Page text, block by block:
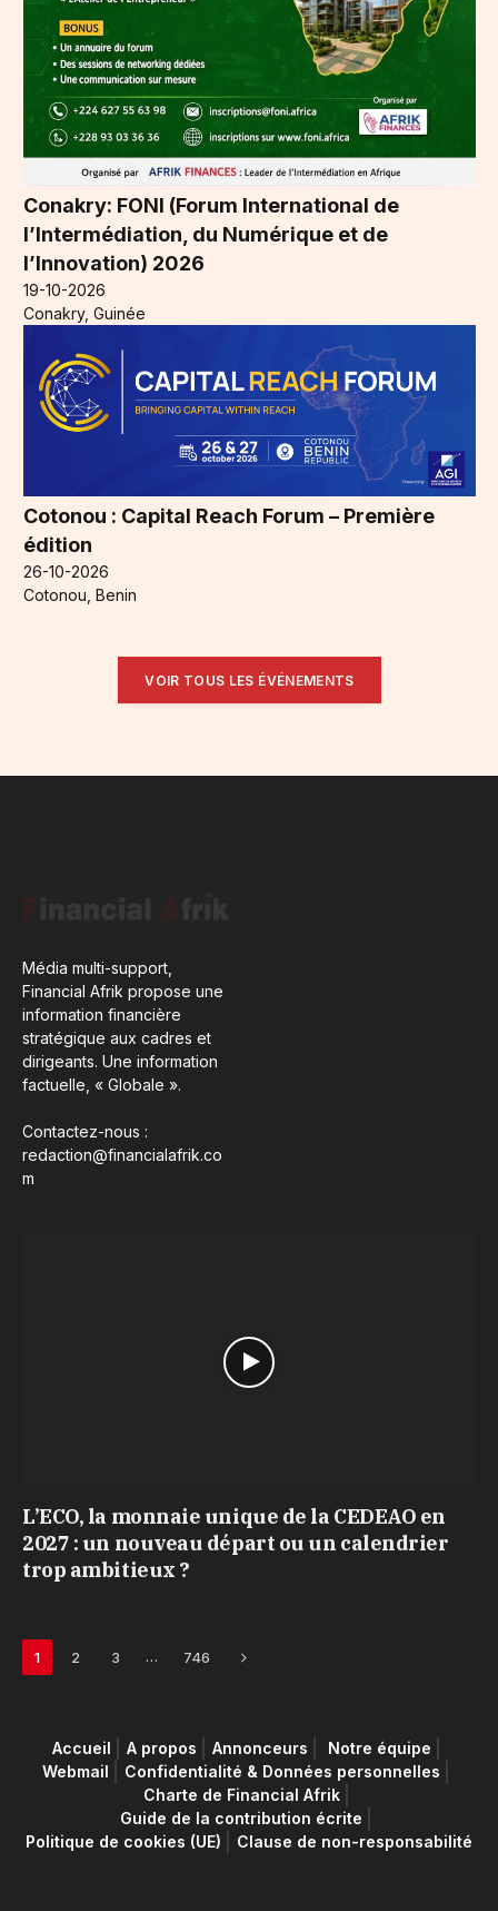
Conakry: FONI (Forum International de
l’Intermédiation, du Numérique et de
l’Innovation) 2026
19-10-2026
Conakry, Guinée
Cotonou : Capital Reach Forum – Première
édition
26-10-2026
Cotonou, Benin
VOIR TOUS LES ÉVÉNEMENTS
Média multi-support,
Financial Afrik propose une
information financière
stratégique aux cadres et
dirigeants. Une information
factuelle, « Globale ».
Contactez-nous :
redaction@financialafrik.co
m
L’ECO, la monnaie unique de la CEDEAO en
2027 : un nouveau départ ou un calendrier
trop ambitieux ?
1 2 3 … 746 Next
Accueil A propos Annonceurs
Notre équipe
Webmail
Confidentialité & Données personnelles
Charte de Financial Afrik
Guide de la contribution écrite
Politique de cookies (UE)
Clause de non-responsabilité